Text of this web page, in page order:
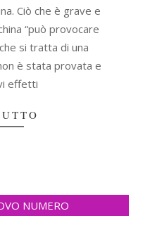
Ciò che è grave e
“può provocare
si tratta di una
è stata provata e
effetti
NUMERO